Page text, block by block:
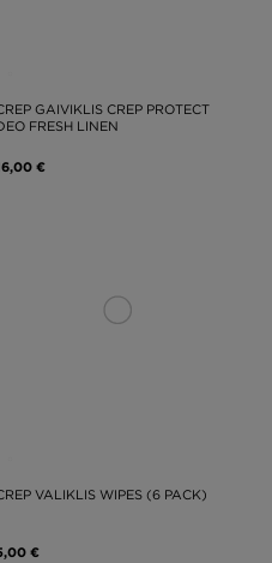
GAIVIKLIS CREP PROTECT
FRESH LINEN
€
VALIKLIS WIPES (6 PACK)
€